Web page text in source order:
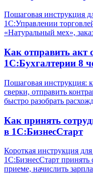
Пошаговая инструкция
1С:Управлении
«Натуральный мех»,
Как отправить акт
1С:Бухгалтерии 8
Пошаговая инструкция:
сверки, отправить
быстро разобрать
Как принять
в 1С:БизнесСтарт
Короткая инструкция
1С:БизнесСтарт принять
приеме, начислить